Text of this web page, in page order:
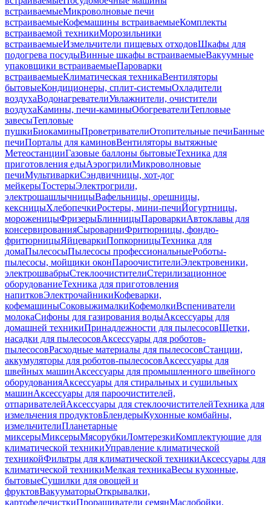
встраиваемыеМикроволновые печи
встраиваемыеКофемашины встраиваемыеКомплекты
встраиваемой техникиМорозильники
встраиваемыеИзмельчители пищевых отходовШкафы для
подогрева посудыВинные шкафы встраиваемыеВакуумные
упаковщики встраиваемыеПароварки
встраиваемыеКлиматическая техникаВентиляторы
бытовыеКондиционеры, сплит-системыОхладители
воздухаВодонагревателиУвлажнители, очистители
воздухаКамины, печи-каминыОбогревателиТепловые
завесыТепловые
пушкиБиокаминыПроветривателиОтопительные печиБанные
печиПорталы для каминовВентиляторы вытяжные
МетеостанцииГазовые баллоны бытовыеТехника для
приготовления едыАэрогрилиМикроволновые
печиМультиваркиСэндвичницы, хот-дог
мейкерыТостерыЭлектрогрили,
электрошашлычницыВафельницы, орешницы,
кексницыХлебопечкиРостеры, мини-печиЙогуртницы,
мороженицыФризерыБлинницыПароваркиАвтоклавы для
консервированияСыроварниФритюрницы, фондю-
фритюрницыЯйцеваркиПопкорницыТехника для
домаПылесосыПылесосы профессиональныеРоботы-
пылесосы, мойщики оконПароочистителиЭлектровеники,
электрошвабрыСтеклоочистителиСтерилизационное
оборудованиеТехника для приготовления
напитковЭлектрочайникиКофеварки,
кофемашиныСоковыжималкиКофемолкиВспениватели
молокаСифоны для газирования водыАксессуары для
домашней техникиПринадлежности для пылесосовЩетки,
насадки для пылесосовАксессуары для роботов-
пылесосовРасходные материалы для пылесосовСтанции,
аккумуляторы для роботов-пылесосовАксессуары для
швейных машинАксессуары для промышленного швейного
оборудованияАксессуары для стиральных и сушильных
машинАксессуары для пароочистителей,
отпаривателейАксессуары для стеклоочистителейТехника для
измельчения продуктовБлендерыКухонные комбайны,
измельчителиПланетарные
миксерыМиксерыМясорубкиЛомтерезкиКомплектующие для
климатической техникиУправление климатической
техникойФильтры для климатической техникиАксессуары для
климатической техникиМелкая техникаВесы кухонные,
бытовыеСушилки для овощей и
фруктовВакууматорыОткрывалки,
картофелечисткиПроращиватели семянМаслобойки,